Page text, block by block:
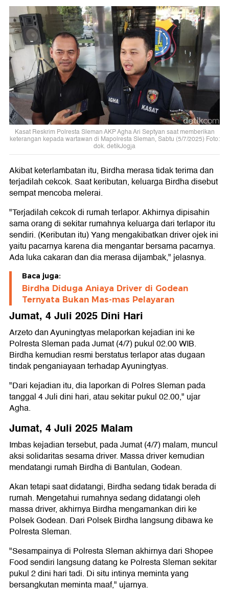
Kasat Reskrim Polresta Sleman AKP Agha Ari Septyan saat memberikan
keterangan kepada wartawan di Mapolresta Sleman, Sabtu (5/7/2025) Foto:
dok. detikJogja
Akibat keterlambatan itu, Birdha merasa tidak terima dan
terjadilah cekcok. Saat keributan, keluarga Birdha disebut
sempat mencoba melerai.
"Terjadilah cekcok di rumah terlapor. Akhirnya dipisahin
sama orang di sekitar rumahnya keluarga dari terlapor itu
sendiri. (Keributan itu) Yang mengakibatkan driver ojek ini
yaitu pacarnya karena dia mengantar bersama pacarnya.
Ada luka cakaran dan dia merasa dijambak," jelasnya.
Baca juga:
Birdha Diduga Aniaya Driver di Godean
Ternyata Bukan Mas-mas Pelayaran
Jumat, 4 Juli 2025 Dini Hari
Arzeto dan Ayuningtyas melaporkan kejadian ini ke
Polresta Sleman pada Jumat (4/7) pukul 02.00 WIB.
Birdha kemudian resmi berstatus terlapor atas dugaan
tindak penganiayaan terhadap Ayuningtyas.
"Dari kejadian itu, dia laporkan di Polres Sleman pada
tanggal 4 Juli dini hari, atau sekitar pukul 02.00," ujar
Agha.
Jumat, 4 Juli 2025 Malam
Imbas kejadian tersebut, pada Jumat (4/7) malam, muncul
aksi solidaritas sesama driver. Massa driver kemudian
mendatangi rumah Birdha di Bantulan, Godean.
Akan tetapi saat didatangi, Birdha sedang tidak berada di
rumah. Mengetahui rumahnya sedang didatangi oleh
massa driver, akhirnya Birdha mengamankan diri ke
Polsek Godean. Dari Polsek Birdha langsung dibawa ke
Polresta Sleman.
"Sesampainya di Polresta Sleman akhirnya dari Shopee
Food sendiri langsung datang ke Polresta Sleman sekitar
pukul 2 dini hari tadi. Di situ intinya meminta yang
bersangkutan meminta maaf," ujarnya.